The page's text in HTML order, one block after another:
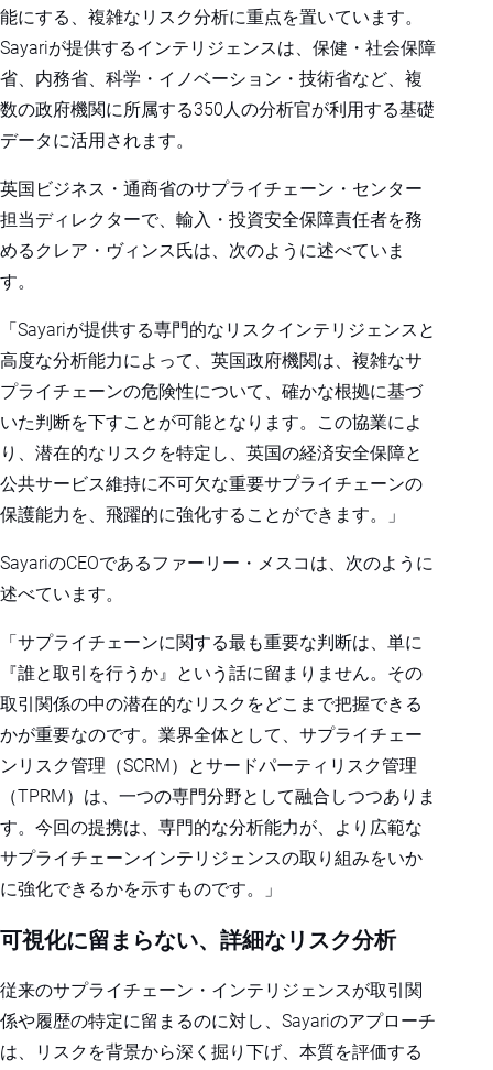
能にする、複雑なリスク分析に重点を置いています。
Sayariが提供するインテリジェンスは、保健・社会保障
省、内務省、科学・イノベーション・技術省など、複
数の政府機関に所属する350人の分析官が利用する基礎
データに活用されます。
英国ビジネス・通商省のサプライチェーン・センター
担当ディレクターで、輸入・投資安全保障責任者を務
めるクレア・ヴィンス氏は、次のように述べていま
す。
「Sayariが提供する専門的なリスクインテリジェンスと
高度な分析能力によって、英国政府機関は、複雑なサ
プライチェーンの危険性について、確かな根拠に基づ
いた判断を下すことが可能となります。この協業によ
り、潜在的なリスクを特定し、英国の経済安全保障と
公共サービス維持に不可欠な重要サプライチェーンの
保護能力を、飛躍的に強化することができます。」
SayariのCEOであるファーリー・メスコは、次のように
述べています。
「サプライチェーンに関する最も重要な判断は、単に
『誰と取引を行うか』という話に留まりません。その
取引関係の中の潜在的なリスクをどこまで把握できる
かが重要なのです。業界全体として、サプライチェー
ンリスク管理（SCRM）とサードパーティリスク管理
（TPRM）は、一つの専門分野として融合しつつありま
す。今回の提携は、専門的な分析能力が、より広範な
サプライチェーンインテリジェンスの取り組みをいか
に強化できるかを示すものです。」
可視化に留まらない、詳細なリスク分析
従来のサプライチェーン・インテリジェンスが取引関
係や履歴の特定に留まるのに対し、Sayariのアプローチ
は、リスクを背景から深く掘り下げ、本質を評価する